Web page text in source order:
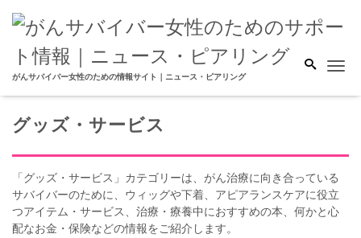
がんサバイバー女性のための情報サイト｜ニュース・ピアリング
グッズ・サービス
「グッズ・サービス」カテゴリーは、がん治療に向き合っている
サバイバーのために、ウィッグや下着、アピアランスケアに役立
つアイテム・サービス、治療・療養中におすすめの本、何かと心
配なお金・保険などの情報をご紹介します。